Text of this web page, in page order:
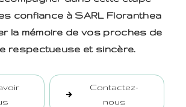
confiance à SARL Floranthea
la mémoire de vos proches de
respectueuse et sincère.
Contactez-
nous